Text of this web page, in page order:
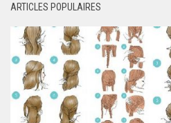
ARTICLES POPULAIRES